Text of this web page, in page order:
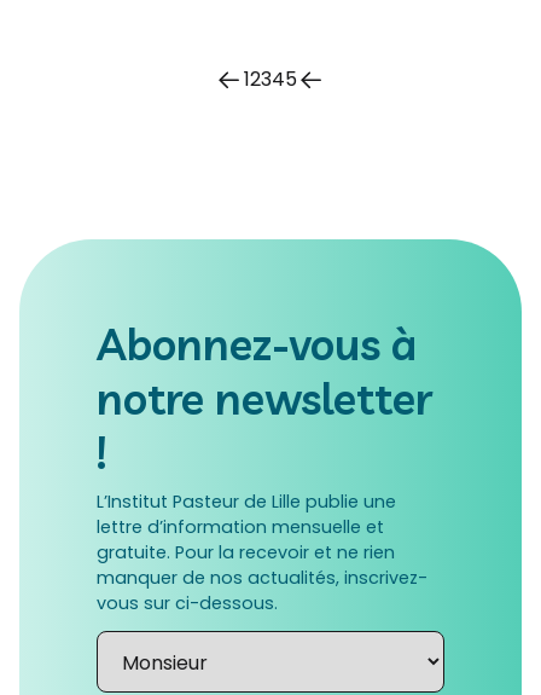
12345
Abonnez-vous à
notre newsletter
!
L’Institut Pasteur de Lille publie une
lettre d’information mensuelle et
gratuite. Pour la recevoir et ne rien
manquer de nos actualités, inscrivez-
vous sur ci-dessous.